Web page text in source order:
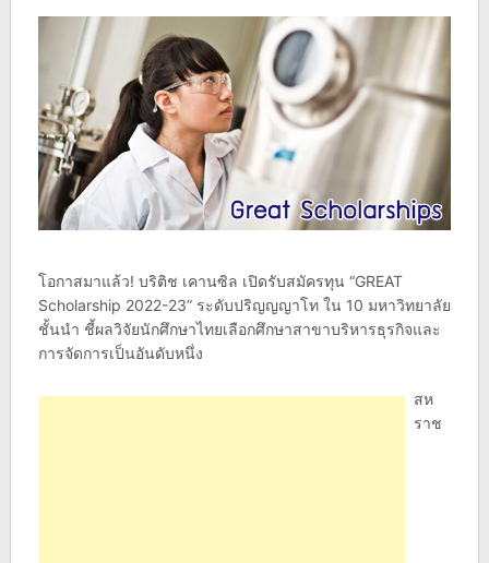
โอกาสมาแล้ว! บริติช เคานซิล เปิดรับสมัครทุน “GREAT
Scholarship 2022-23” ระดับปริญญญาโท ใน 10 มหาวิทยาลัย
ชั้นนำ ชี้ผลวิจัยนักศึกษาไทยเลือกศึกษาสาขาบริหารธุรกิจและ
การจัดการเป็นอันดับหนึ่ง
สห
ราช